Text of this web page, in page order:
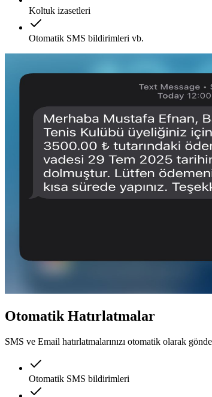
Koltuk izasetleri
Otomatik SMS bildirimleri vb.
Otomatik Hatırlatmalar
SMS ve Email hatırlatmalarınızı otomatik olarak
Otomatik SMS bildirimleri